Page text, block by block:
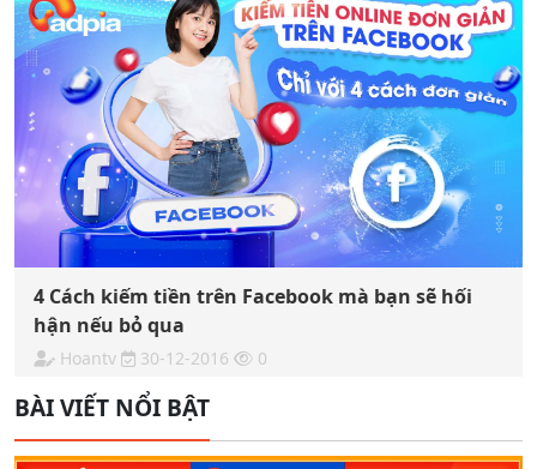
4 Cách kiếm tiền trên Facebook mà bạn sẽ hối
hận nếu bỏ qua
Hoantv 30-12-2016 0
BÀI VIẾT NỔI BẬT